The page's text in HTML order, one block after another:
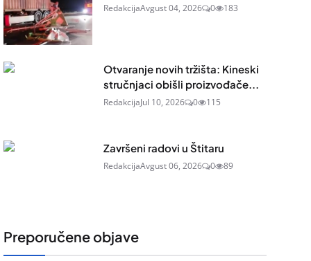
RedakcijaAvgust 04, 2026 0 183
Otvaranje novih tržišta: Kineski
stručnjaci obišli proizvođače...
RedakcijaJul 10, 2026 0 115
Završeni radovi u Štitaru
RedakcijaAvgust 06, 2026 0 89
Preporučene objave